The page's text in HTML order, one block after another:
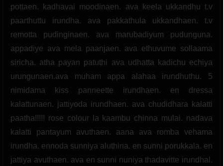
pottaen. kadhavai moodinaen. ava keela ukkandhu t.v
paarthuttu irundha. ava pakkathula ukkandhaen. t.v
remotta pudinginaen. ava marubadiyum pudunguna.
appadiye ava mela paanjaen. ava ethuvume sollaama
siricha. atha payan patuthi ava udhatta kadichu echiya
urungunaen.ava muham appa alahaa irundhuthu. 5
nimidama kiss panneette irundhaen. en dressa
kalattunaen. jattiyoda irundhaen. ava chudidhara kalatti
paatha!!!!! rose colour la kaambu chinna mulai. nadava
kalatti pantayum avuthaen. aana ava romba vehama
irundha. ennoda sunniya aluthina. en sunni porukkala. en
jattiya avuthaen. ava en sunni nuniya thadavitte irundhal.